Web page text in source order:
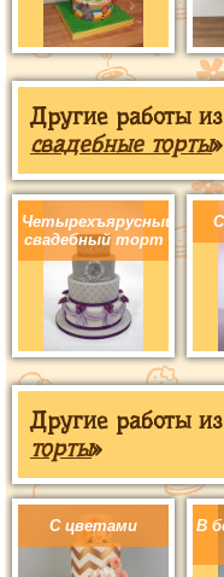
Другие работы
свадебные торты»
Четырехъярусный
свадебный торт
Другие работы
торты»
С цветами
В